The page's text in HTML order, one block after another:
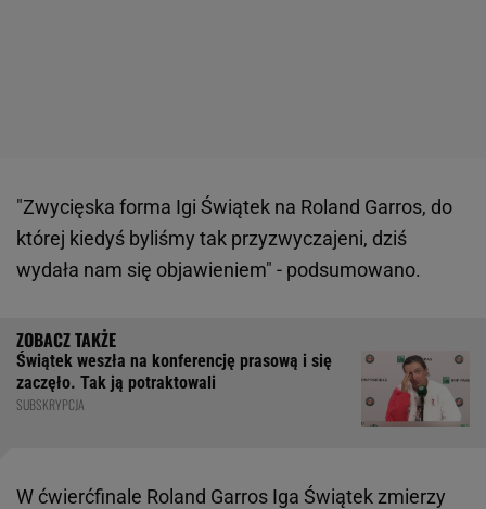
"Zwycięska forma Igi Świątek na Roland Garros, do
której kiedyś byliśmy tak przyzwyczajeni, dziś
wydała nam się objawieniem" - podsumowano.
Świątek weszła na konferencję prasową i się
zaczęło. Tak ją potraktowali
SUBSKRYPCJA
W ćwierćfinale Roland Garros Iga Świątek zmierzy